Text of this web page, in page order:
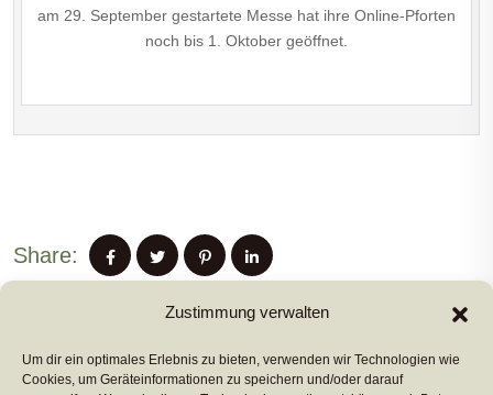
Zustimmung verwalten
Um dir ein optimales Erlebnis zu bieten, verwenden wir Technologien wie
Cookies, um Geräteinformationen zu speichern und/oder darauf
am 29. September gestartete Messe hat ihre Online-Pforten
noch bis 1. Oktober geöffnet.
Share:
PREVIUS POST